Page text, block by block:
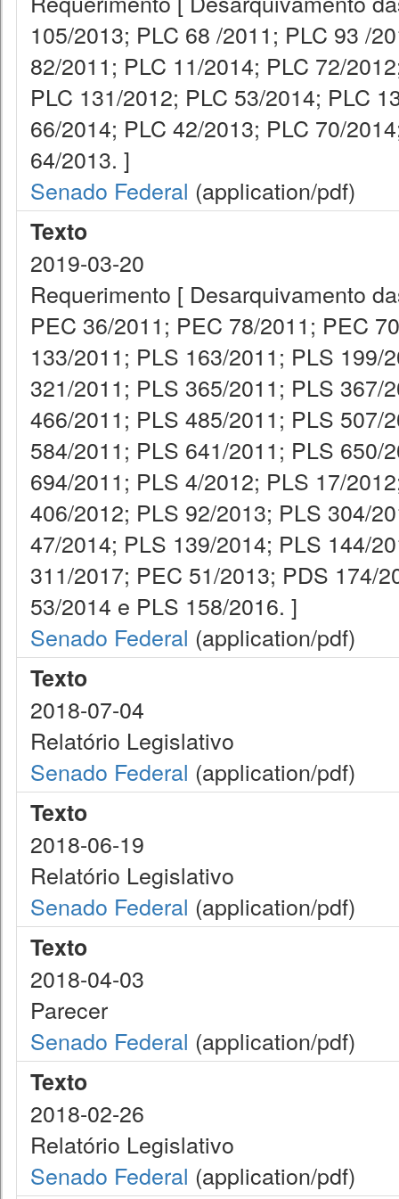
105/2013; PLC 68 /2011; PLC 93 /
82/2011; PLC 11/2014; PLC 72/
PLC 131/2012; PLC 53/2014; PLC
66/2014; PLC 42/2013; PLC 70/
64/2013. ]
Senado Federal (application/pdf)
Texto
2019-03-20
Requerimento [ Desarquivamento
PEC 36/2011; PEC 78/2011; PEC
133/2011; PLS 163/2011; PLS
321/2011; PLS 365/2011; PLS 367/
466/2011; PLS 485/2011; PLS 507/
584/2011; PLS 641/2011; PLS 650/
694/2011; PLS 4/2012; PLS 17/
406/2012; PLS 92/2013; PLS 304/
47/2014; PLS 139/2014; PLS 144/
311/2017; PEC 51/2013; PDS 174/
53/2014 e PLS 158/2016. ]
Senado Federal (application/pdf)
Texto
2018-07-04
Relatório Legislativo
Senado Federal (application/pdf)
Texto
2018-06-19
Relatório Legislativo
Senado Federal (application/pdf)
Texto
2018-04-03
Parecer
Senado Federal (application/pdf)
Texto
2018-02-26
Relatório Legislativo
Senado Federal (application/pdf)